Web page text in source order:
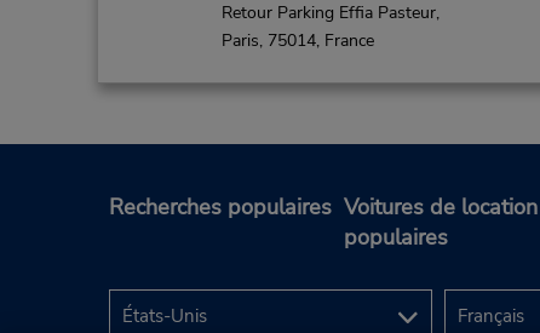
Retour Parking Effia Pasteur,
Paris, 75014, France
Paris Gare De Lyon (RR)
Hall 3 Pl H Frenay,
Niv Min 1 Parking Mediterranee,
Recherches populaires Voitures de location
populaires